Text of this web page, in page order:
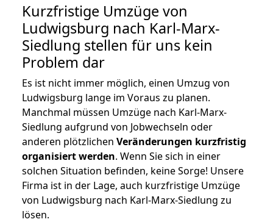
Kurzfristige Umzüge von
Ludwigsburg nach Karl-Marx-
Siedlung stellen für uns kein
Problem dar
Es ist nicht immer möglich, einen Umzug von
Ludwigsburg lange im Voraus zu planen.
Manchmal müssen Umzüge nach Karl-Marx-
Siedlung aufgrund von Jobwechseln oder
anderen plötzlichen Veränderungen kurzfristig
organisiert werden. Wenn Sie sich in einer
solchen Situation befinden, keine Sorge! Unsere
Firma ist in der Lage, auch kurzfristige Umzüge
von Ludwigsburg nach Karl-Marx-Siedlung zu
lösen.